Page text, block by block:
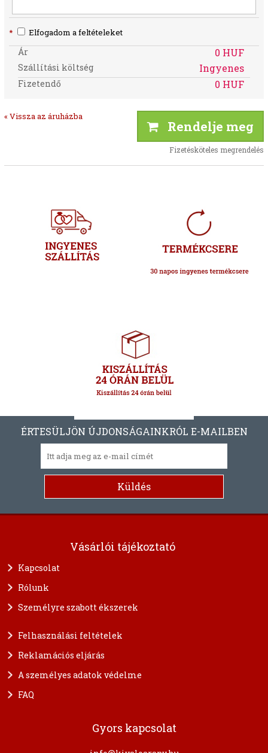
* Elfogadom a feltételeket
Ár 0 HUF
Szállítási költség Ingyenes
Fizetendő 0 HUF
« Vissza az áruházba
Rendelje meg
Fizetésköteles megrendelés
ÉRTESÜLJÖN ÚJDONSÁGAINKRÓL E-MAILBEN
Vásárlói tájékoztató
Kapcsolat
Rólunk
Személyre szabott ékszerek
Felhasználási feltételek
Reklamációs eljárás
A személyes adatok védelme
FAQ
Gyors kapcsolat